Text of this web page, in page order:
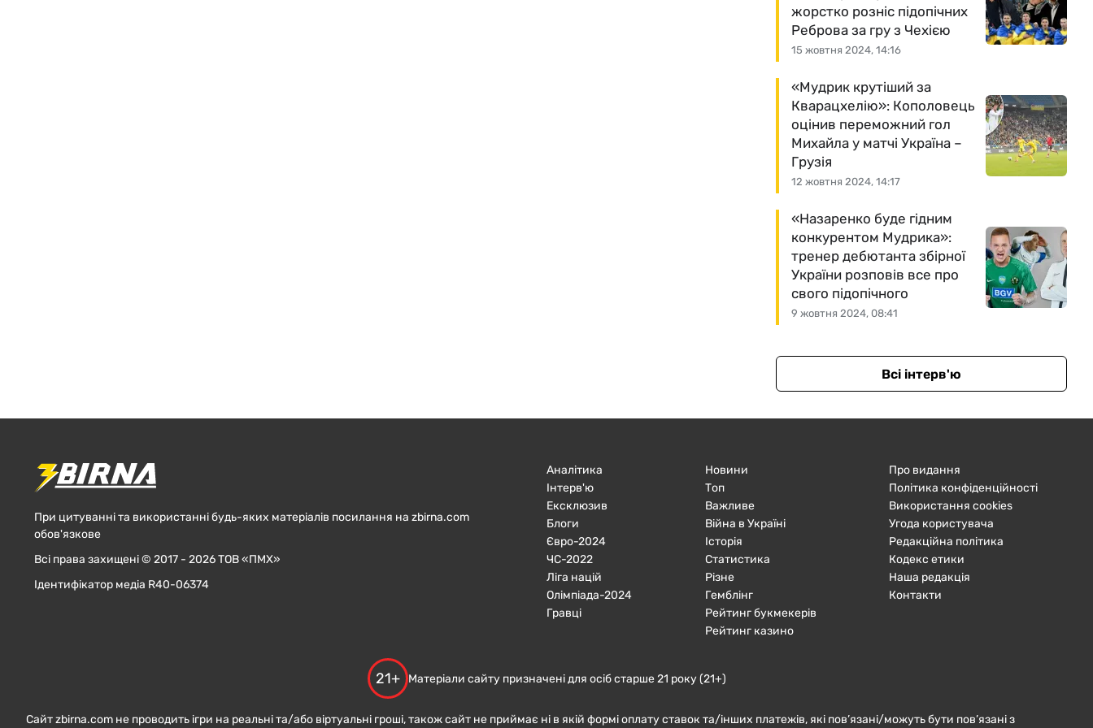
15 жовтня 2024, 14:16
жорстко розніс підопічних
Реброва за гру з Чехією
12 жовтня 2024, 14:17
«Мудрик крутіший за
Кварацхелію»: Кополовець
оцінив переможний гол
Михайла у матчі Україна –
Грузія
9 жовтня 2024, 08:41
«Назаренко буде гідним
конкурентом Мудрика»:
тренер дебютанта збірної
України розповів все про
свого підопічного
Всі інтерв'ю
При цитуванні та використанні будь-яких матеріалів посилання на zbirna.com
обов'язкове
Всі права захищені © 2017 - 2026 ТОВ «ПМХ»
Ідентифікатор медіа R40-06374
Аналітика
Інтерв'ю
Ексклюзив
Блоги
Євро-2024
ЧC-2022
Ліга націй
Олімпіада-2024
Гравці
Новини
Топ
Важливе
Війна в Україні
Історія
Статистика
Різне
Гемблінг
Рейтинг букмекерів
Рейтинг казино
Про видання
Політика конфіденційності
Використання cookies
Угода користувача
Редакційна політика
Кодекс етики
Наша редакція
Контакти
21+ Матеріали сайту призначені для осіб старше 21 року (21+)
Сайт zbirna.com не проводить ігри на реальні та/або віртуальні гроші, також сайт не приймає ні в якій формі оплату ставок та/інших платежів, які пов’язані/можуть бути пов’язані з